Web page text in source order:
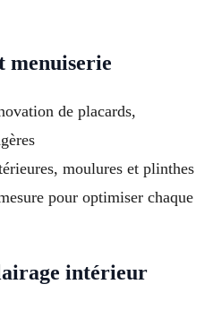
menuiserie
de placards,
moulures et plinthes
pour optimiser chaque
intérieur